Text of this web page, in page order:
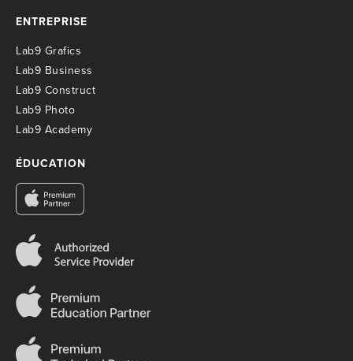
ENTREPRISE
Lab9 Grafics
Lab9 Business
Lab9 Construct
Lab9 Photo
Lab9 Academy
ÉDUCATION